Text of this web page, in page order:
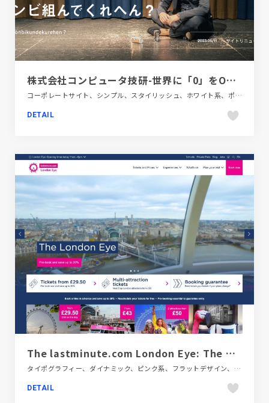
株式会社コンピュータ技研-世界に「0」をONする会社。ソフトウェア開発、インフラ環境構築、オープンイノベーション・共創ならコンピュータ技研。世界にゼロをオンする会社
コーポレートサイト、シンプル、スタイリッシュ、ホワイト系、ポップ、大きめ写真、金融・法律・人材・専門職
DETAIL
The lastminute.com London Eye: The Official Tickets Website
タイポグラフィー、ダイナミック、ピンク系、フラットデザイン、ブルー系、ポップ、大きめ写真、施設・店舗サイト、旅行・ホテル・観光、海外サイト
DETAIL